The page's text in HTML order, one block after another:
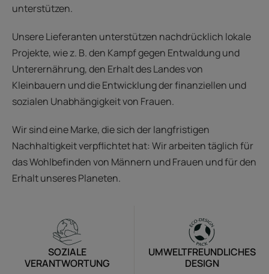
unterstützen.
Unsere Lieferanten unterstützen nachdrücklich lokale
Projekte, wie z. B. den Kampf gegen Entwaldung und
Unterernährung, den Erhalt des Landes von
Kleinbauern und die Entwicklung der finanziellen und
sozialen Unabhängigkeit von Frauen.
Wir sind eine Marke, die sich der langfristigen
Nachhaltigkeit verpflichtet hat: Wir arbeiten täglich für
das Wohlbefinden von Männern und Frauen und für den
Erhalt unseres Planeten.
SOZIALE
VERANTWORTUNG
UMWELTFREUNDLICHES
DESIGN